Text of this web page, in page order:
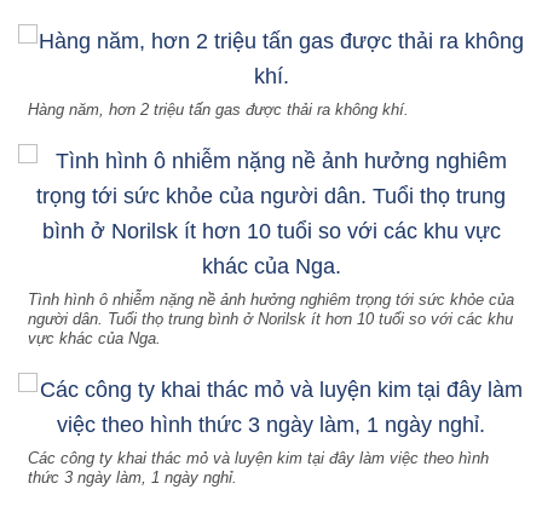
Hàng năm, hơn 2 triệu tấn gas được thải ra không khí.
Tình hình ô nhiễm nặng nề ảnh hưởng nghiêm trọng tới sức khỏe của
người dân. Tuổi thọ trung bình ở Norilsk ít hơn 10 tuổi so với các khu
vực khác của Nga.
Các công ty khai thác mỏ và luyện kim tại đây làm việc theo hình
thức 3 ngày làm, 1 ngày nghỉ.